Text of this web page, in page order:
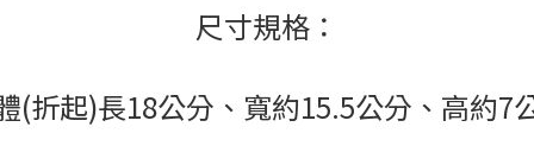
尺寸規格：
(折起)長18公分、寬約15.5公分、高約7